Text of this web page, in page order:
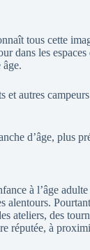
tous cette
dans les
autres
d’âge, plus
à l’âge
ateliers, des
à